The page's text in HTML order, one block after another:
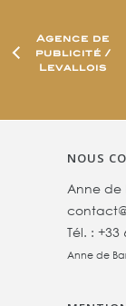
Agence de
publicité /
Levallois
NOUS
Anne de
Tél. : +33
Anne de